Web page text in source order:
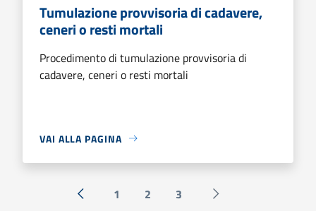
Tumulazione provvisoria di cadavere,
ceneri o resti mortali
Procedimento di tumulazione provvisoria di
cadavere, ceneri o resti mortali
VAI ALLA PAGINA
« Precedente
1 2 3 Successiva »